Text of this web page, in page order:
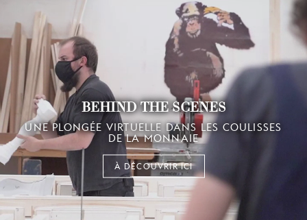
BEHIND THE SCENES
UNE PLONGÉE VIRTUELLE DANS LES COULISSES
DE LA MONNAIE
À DÉCOUVRIR ICI